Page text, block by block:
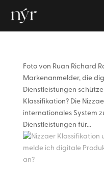
Foto von Ruan Richard
Markenanmelder, die
Dienstleistungen
Klassifikation? Die
internationales System
Dienstleistungen für...